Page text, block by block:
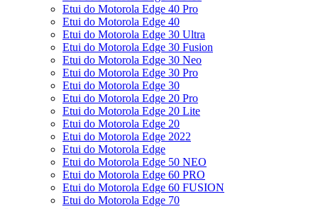
Etui do Motorola Edge 40 Pro
Etui do Motorola Edge 40
Etui do Motorola Edge 30 Ultra
Etui do Motorola Edge 30 Fusion
Etui do Motorola Edge 30 Neo
Etui do Motorola Edge 30 Pro
Etui do Motorola Edge 30
Etui do Motorola Edge 20 Pro
Etui do Motorola Edge 20 Lite
Etui do Motorola Edge 20
Etui do Motorola Edge 2022
Etui do Motorola Edge
Etui do Motorola Edge 50 NEO
Etui do Motorola Edge 60 PRO
Etui do Motorola Edge 60 FUSION
Etui do Motorola Edge 70